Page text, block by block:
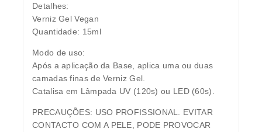
Detalhes:
Verniz Gel Vegan
Quantidade: 15ml
Modo de uso:
Após a aplicação da Base, aplica uma ou duas
camadas finas de Verniz Gel.
Catalisa em Lâmpada UV (120s) ou LED (60s).
PRECAUÇÕES: USO PROFISSIONAL. EVITAR
CONTACTO COM A PELE, PODE PROVOCAR